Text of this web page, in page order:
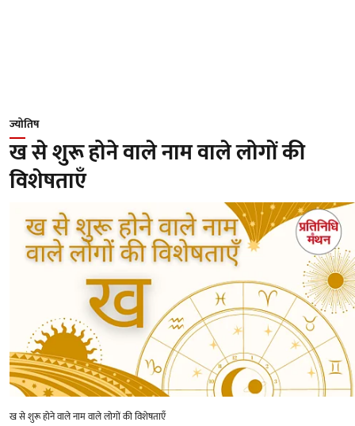
ज्योतिष
ख से शुरू होने वाले नाम वाले लोगों की
विशेषताएँ
ख से शुरू होने वाले नाम वाले लोगों की विशेषताएँ